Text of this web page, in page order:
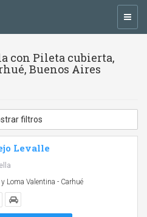
con Pileta cubierta,
Buenos Aires
filtros
Levalle
Loma Valentina - Carhué